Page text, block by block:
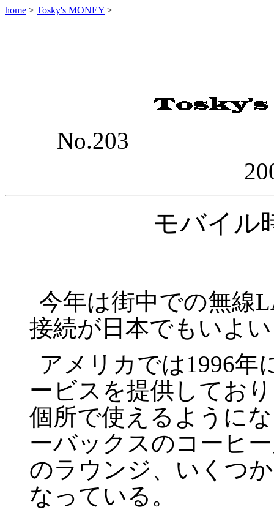
home > Tosky's MONEY >
No.203
モバイル
今年は街中での無線
接続が日本でもいよ
アメリカでは1996年
ービスを提供してお
個所で使えるように
ーバックスのコーヒ
のラウンジ、いくつ
なっている。